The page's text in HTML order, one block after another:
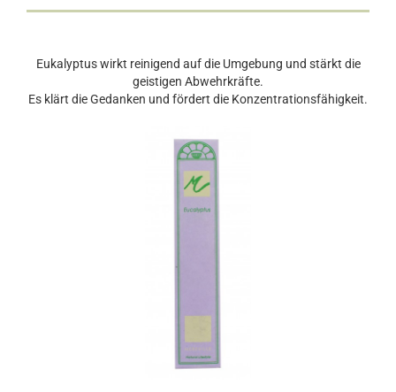
Eukalyptus wirkt reinigend auf die Umgebung und stärkt die
geistigen Abwehrkräfte.
Es klärt die Gedanken und fördert die Konzentrationsfähigkeit.